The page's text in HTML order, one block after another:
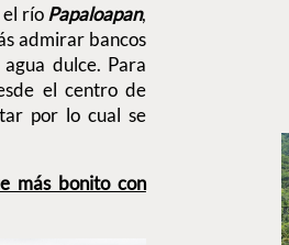
el río Papaloapan,
admirar bancos
dulce. Para
el centro de
por lo cual se
más bonito con